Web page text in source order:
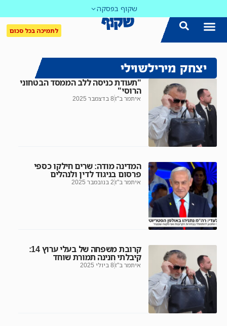
שקוף בפסקה
לתמיכה בכל סכום
יצחק מירילשוילי
"תעודת כניסה ללב הממסד הבטחוני
הרוסי"
איתמר ב"ז8 בדצמבר 2025
המדינה מודה: שרים חילקו כספי
פרסום בניגוד לדין ולנהלים
איתמר ב"ז2 בנובמבר 2025
קרובת משפחה של בעלי ערוץ 14:
קיבלתי חנינה תמורת שוחד
איתמר ב"ז8 ביולי 2025